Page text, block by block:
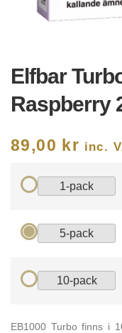
Elfbar
Raspberry
89,00 kr inc.
1-pack
5-pack
10-pack
EB1000 Turbo finns i